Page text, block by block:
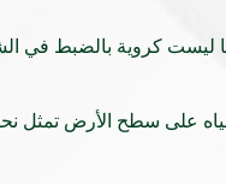
ليست كروية بالضبط في